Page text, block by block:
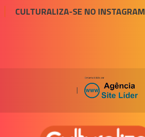
CULTURALIZA-SE NO INSTAGRAM
|